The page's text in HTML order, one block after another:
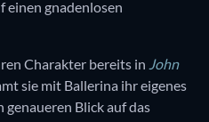
einen gnadenlosen
Charakter bereits in John
sie mit Ballerina ihr eigenes
genaueren Blick auf das